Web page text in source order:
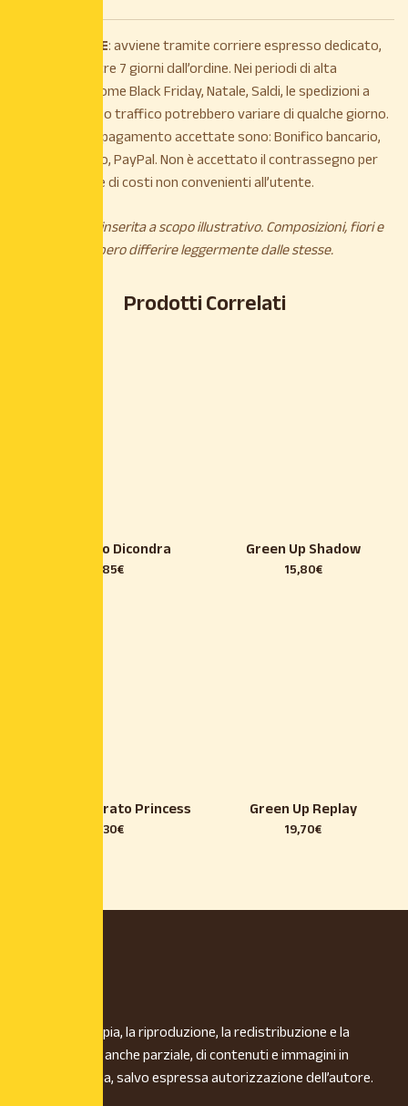
SPEDIZIONE: avviene tramite corriere espresso dedicato,
entro e non oltre 7 giorni dall’ordine. Nei periodi di alta
stagionalità, come Black Friday, Natale, Saldi, le spedizioni a
causa di intenso traffico potrebbero variare di qualche giorno.
Le modalità di pagamento accettate sono: Bonifico bancario,
Carta di credito, PayPal. Non è accettato il contrassegno per
maggiorazione di costi non convenienti all’utente.
*L’immagine è inserita a scopo illustrativo. Composizioni, fiori e
piante potrebbero differire leggermente dalle stesse.
Prodotti Correlati
Almaprato Dicondra
14,85€
Green Up Shadow
15,80€
Almaprato Prato Princess
34,30€
Green Up Replay
19,70€
È vietata la copia, la riproduzione, la redistribuzione e la
pubblicazione, anche parziale, di contenuti e immagini in
qualsiasi forma, salvo espressa autorizzazione dell’autore.